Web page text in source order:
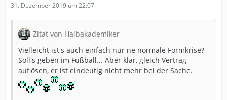
31. Dezember 2019 um 22:07
Zitat von Halbakademiker
Vielleicht ist's auch einfach nur ne normale Formkrise?
Soll's geben im Fußball... Aber klar, gleich Vertrag
auflösen, er ist eindeutig nicht mehr bei der Sache.